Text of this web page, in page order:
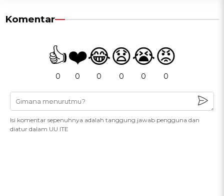
Komentar
👍
0
❤️
0
😂
0
😧
0
😭
0
😡
0
Isi komentar sepenuhnya adalah tanggung jawab pengguna dan
diatur dalam UU ITE